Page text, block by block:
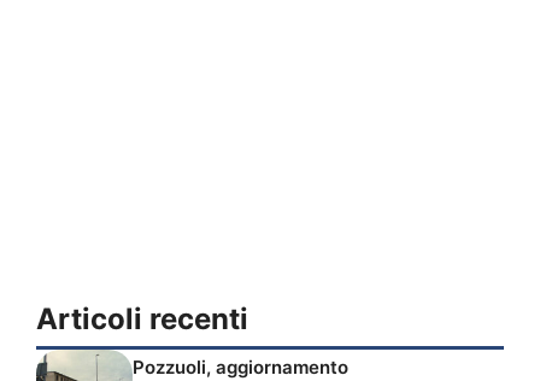
Articoli recenti
Pozzuoli, aggiornamento